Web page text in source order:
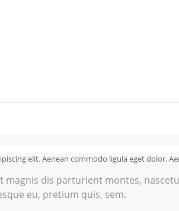
elit. Aenean commodo ligula eget dolor.
magnis dis parturient montes,
eu, pretium quis, sem.